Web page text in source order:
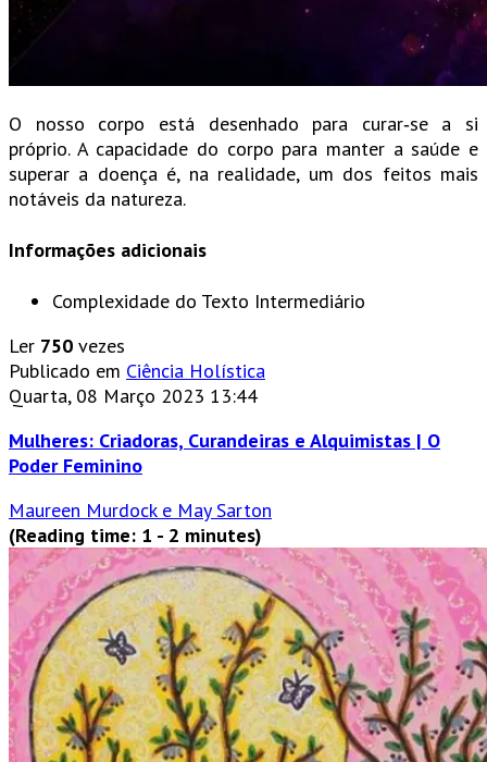
O nosso corpo está desenhado para curar‑se a si
próprio. A capacidade do corpo para manter a saúde e
superar a doença é, na realidade, um dos feitos mais
notáveis da natureza.
Informações adicionais
Complexidade do Texto Intermediário
Ler 750 vezes
Publicado em Ciência Holística
Quarta, 08 Março 2023 13:44
Mulheres: Criadoras, Curandeiras e Alquimistas | O
Poder Feminino
Maureen Murdock e May Sarton
(Reading time: 1 - 2 minutes)